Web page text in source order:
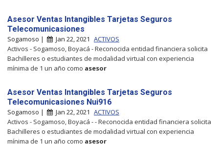
Asesor Ventas Intangibles Tarjetas Seguros
Telecomunicasiones
Sogamoso | Jan 22, 2021 ACTIVOS
Activos - Sogamoso, Boyacá - Reconocida entidad financiera solicita
Bachilleres o estudiantes de modalidad virtual con experiencia
mínima de 1 un año como asesor
Asesor Ventas Intangibles Tarjetas Seguros
Telecomunicasiones Nui916
Sogamoso | Jan 22, 2021 ACTIVOS
Activos - Sogamoso, Boyacá - - Reconocida entidad financiera solicita
Bachilleres o estudiantes de modalidad virtual con experiencia
mínima de 1 un año como asesor